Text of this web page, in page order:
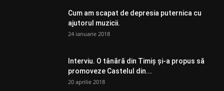
Cum am scapat de depresia puternica cu
ajutorul muzicii.
24 ianuarie 2018
Interviu. O tânără din Timiș și-a propus să
promoveze Castelul din...
20 aprilie 2018